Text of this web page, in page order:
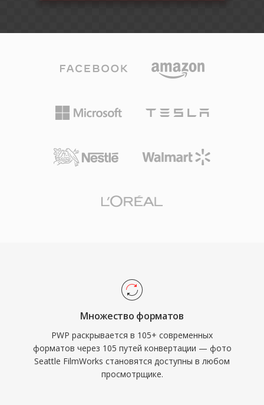
Множество форматов
PWP раскрывается в 105+ современных
форматов через 105 путей конвертации — фото
Seattle FilmWorks становятся доступны в любом
просмотрщике.